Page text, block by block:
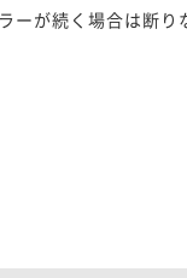
ーが続く場合は断り